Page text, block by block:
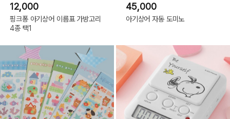
12,000
핑크퐁 아기상어 이름표 가방고리
4종 택1
45,000
아기상어 자동 도미노